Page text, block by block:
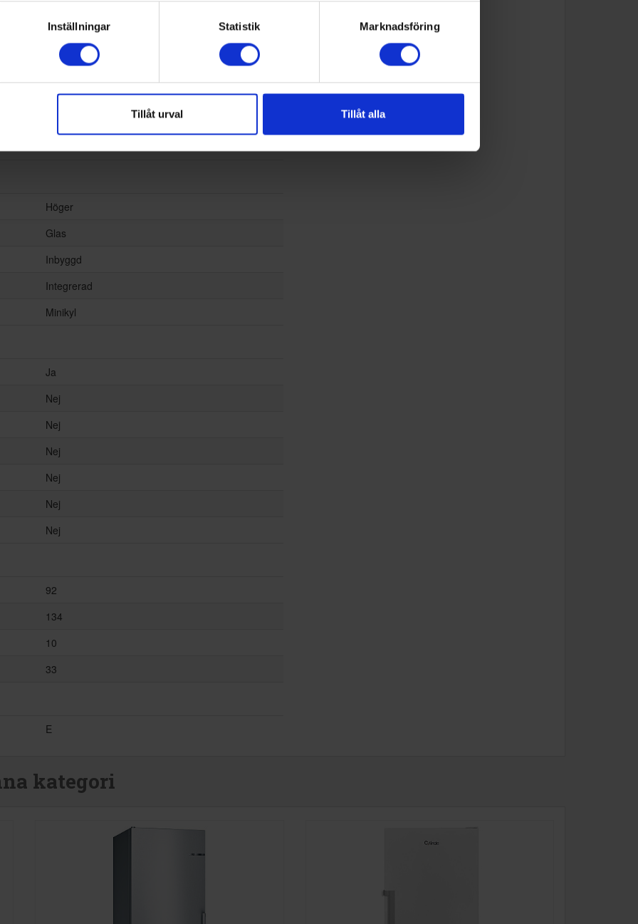
Inställningar Statistik Marknadsföring
Tillåt urval Tillåt alla
SN, N, ST
Höger
Glas
Inbyggd
Integrerad
Minikyl
Ja
Nej
Nej
Nej
Nej
Nej
Nej
92
134
10
33
E
kategori